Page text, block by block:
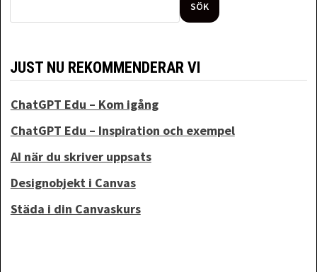
SÖK
JUST NU REKOMMENDERAR VI
ChatGPT Edu – Kom igång
ChatGPT Edu – Inspiration och exempel
AI när du skriver uppsats
Designobjekt i Canvas
Städa i din Canvaskurs